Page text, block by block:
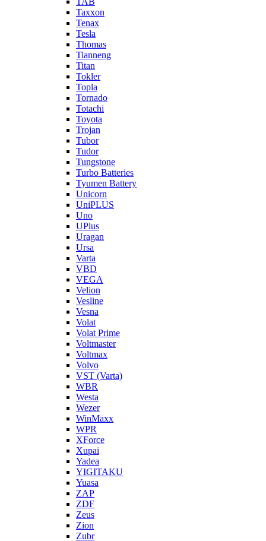
Taxxon
Tenax
Tesla
Thomas
Tianneng
Titan
Tokler
Topla
Tornado
Totachi
Toyota
Trojan
Tubor
Tudor
Tungstone
Turbo Batteries
Tyumen Battery
Unicorn
UniPLUS
Uno
UPlus
Uragan
Ursa
Varta
VBD
VEGA
Velion
Vesline
Vesna
Volat
Volat Prime
Voltmaster
Voltmax
Volvo
VST (Varta)
WBR
Westa
Wezer
WinMaxx
WPR
XForce
Xupai
Yadea
YIGITAKU
Yuasa
ZAP
ZDF
Zeus
Zion
Zubr